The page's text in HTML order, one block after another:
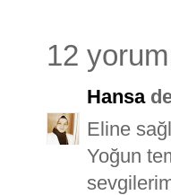
12
Hansa
Eline
Yoğun